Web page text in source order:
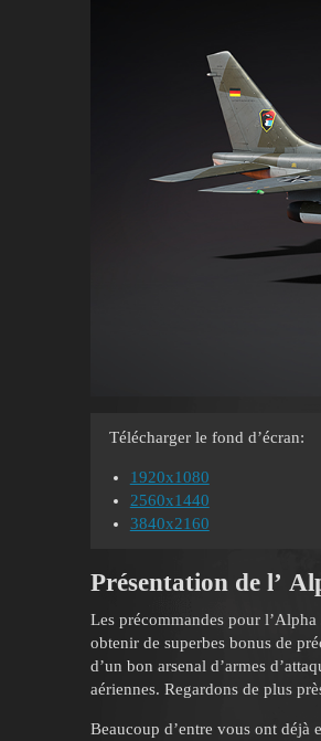
Télécharger le fond d’écran:
1920x1080
2560x1440
3840x2160
Présentation de l’
Les précommandes pour
obtenir de superbes bonus de
d’un bon arsenal d’armes
aériennes. Regardons de plus
Beaucoup d’entre vous ont déjà